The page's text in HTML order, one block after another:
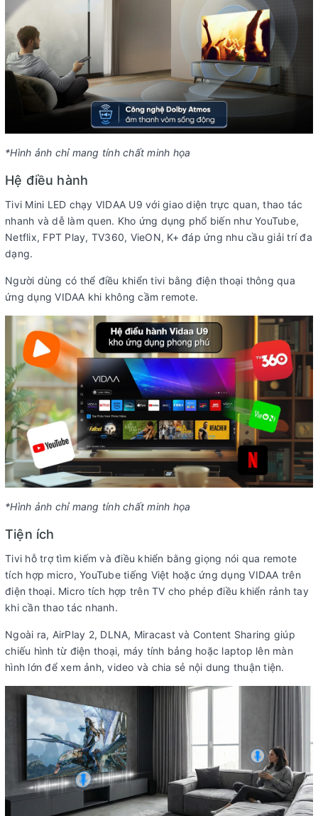
*Hình ảnh chỉ mang tính chất minh họa
Hệ điều hành
Tivi Mini LED chạy VIDAA U9 với giao diện trực quan, thao tác
nhanh và dễ làm quen. Kho ứng dụng phổ biến như YouTube,
Netflix, FPT Play, TV360, VieON, K+ đáp ứng nhu cầu giải trí đa
dạng.
Người dùng có thể điều khiển tivi bằng điện thoại thông qua
ứng dụng VIDAA khi không cầm remote.
*Hình ảnh chỉ mang tính chất minh họa
Tiện ích
Tivi hỗ trợ tìm kiếm và điều khiển bằng giọng nói qua remote
tích hợp micro, YouTube tiếng Việt hoặc ứng dụng VIDAA trên
điện thoại. Micro tích hợp trên TV cho phép điều khiển rảnh tay
khi cần thao tác nhanh.
Ngoài ra, AirPlay 2, DLNA, Miracast và Content Sharing giúp
chiếu hình từ điện thoại, máy tính bảng hoặc laptop lên màn
hình lớn để xem ảnh, video và chia sẻ nội dung thuận tiện.